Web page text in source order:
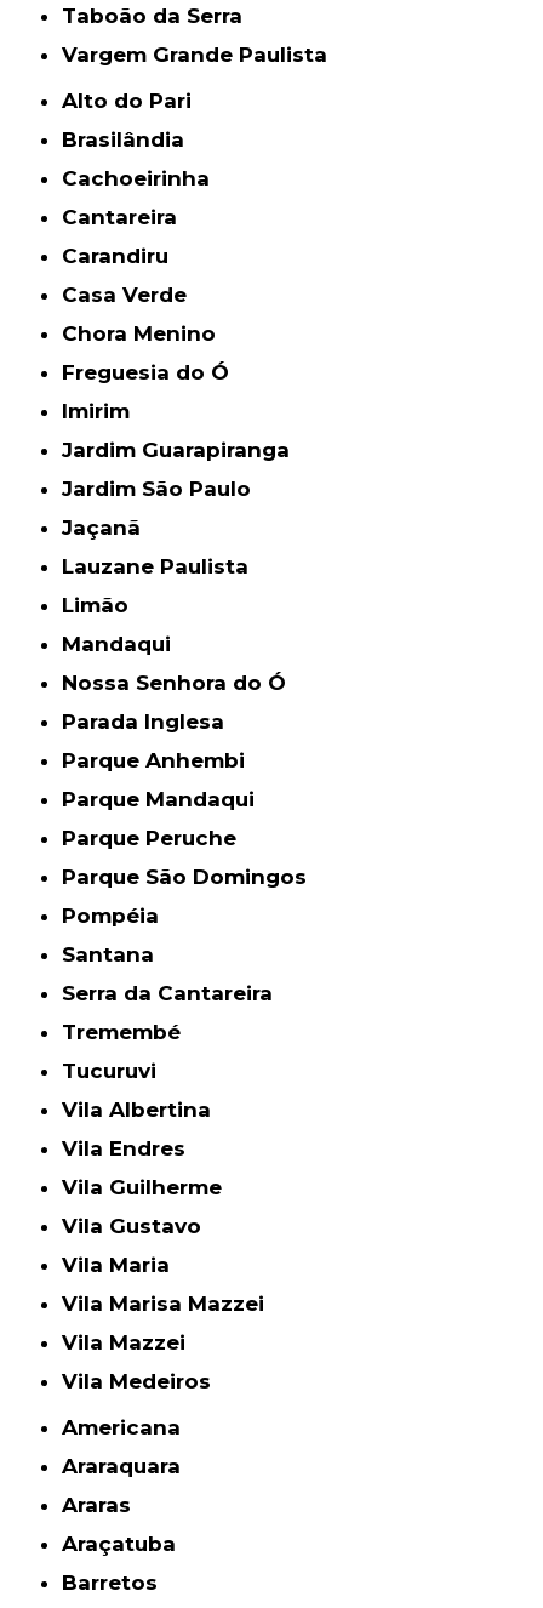
Taboão da Serra
Vargem Grande Paulista
Alto do Pari
Brasilândia
Cachoeirinha
Cantareira
Carandiru
Casa Verde
Chora Menino
Freguesia do Ó
Imirim
Jardim Guarapiranga
Jardim São Paulo
Jaçanã
Lauzane Paulista
Limão
Mandaqui
Nossa Senhora do Ó
Parada Inglesa
Parque Anhembi
Parque Mandaqui
Parque Peruche
Parque São Domingos
Pompéia
Santana
Serra da Cantareira
Tremembé
Tucuruvi
Vila Albertina
Vila Endres
Vila Guilherme
Vila Gustavo
Vila Maria
Vila Marisa Mazzei
Vila Mazzei
Vila Medeiros
Americana
Araraquara
Araras
Araçatuba
Barretos